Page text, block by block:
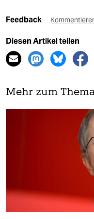
Feedback
Diesen Artikel teilen
Mehr zum